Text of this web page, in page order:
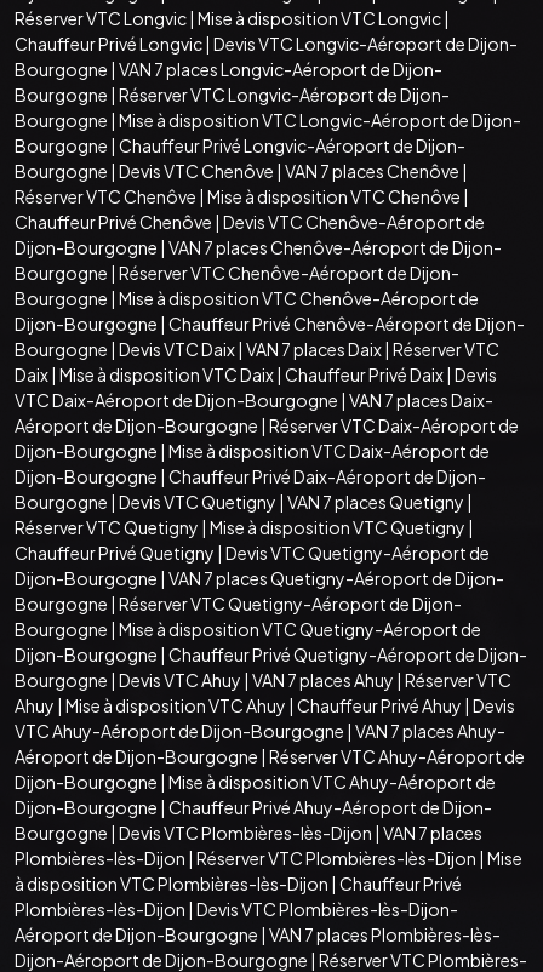
Réserver VTC Longvic| Mise à disposition VTC Longvic|
Chauffeur Privé Longvic| Devis VTC Longvic-Aéroport de Dijon-
Bourgogne | VAN 7 places Longvic-Aéroport de Dijon-
Bourgogne | Réserver VTC Longvic-Aéroport de Dijon-
Bourgogne | Mise à disposition VTC Longvic-Aéroport de Dijon-
Bourgogne | Chauffeur Privé Longvic-Aéroport de Dijon-
Bourgogne | Devis VTC Chenôve | VAN 7 places Chenôve |
Réserver VTC Chenôve | Mise à disposition VTC Chenôve |
Chauffeur Privé Chenôve | Devis VTC Chenôve-Aéroport de
Dijon-Bourgogne | VAN 7 places Chenôve-Aéroport de Dijon-
Bourgogne | Réserver VTC Chenôve-Aéroport de Dijon-
Bourgogne | Mise à disposition VTC Chenôve-Aéroport de
Dijon-Bourgogne | Chauffeur Privé Chenôve-Aéroport de Dijon-
Bourgogne | Devis VTC Daix| VAN 7 places Daix| Réserver VTC
Daix| Mise à disposition VTC Daix| Chauffeur Privé Daix| Devis
VTC Daix-Aéroport de Dijon-Bourgogne | VAN 7 places Daix-
Aéroport de Dijon-Bourgogne | Réserver VTC Daix-Aéroport de
Dijon-Bourgogne | Mise à disposition VTC Daix-Aéroport de
Dijon-Bourgogne | Chauffeur Privé Daix-Aéroport de Dijon-
Bourgogne | Devis VTC Quetigny | VAN 7 places Quetigny |
Réserver VTC Quetigny | Mise à disposition VTC Quetigny |
Chauffeur Privé Quetigny | Devis VTC Quetigny-Aéroport de
Dijon-Bourgogne | VAN 7 places Quetigny-Aéroport de Dijon-
Bourgogne | Réserver VTC Quetigny-Aéroport de Dijon-
Bourgogne | Mise à disposition VTC Quetigny-Aéroport de
Dijon-Bourgogne | Chauffeur Privé Quetigny-Aéroport de Dijon-
Bourgogne | Devis VTC Ahuy | VAN 7 places Ahuy | Réserver VTC
Ahuy | Mise à disposition VTC Ahuy | Chauffeur Privé Ahuy | Devis
VTC Ahuy-Aéroport de Dijon-Bourgogne | VAN 7 places Ahuy-
Aéroport de Dijon-Bourgogne | Réserver VTC Ahuy-Aéroport de
Dijon-Bourgogne | Mise à disposition VTC Ahuy-Aéroport de
Dijon-Bourgogne | Chauffeur Privé Ahuy-Aéroport de Dijon-
Bourgogne | Devis VTC Plombières-lès-Dijon | VAN 7 places
Plombières-lès-Dijon | Réserver VTC Plombières-lès-Dijon | Mise
à disposition VTC Plombières-lès-Dijon | Chauffeur Privé
Plombières-lès-Dijon | Devis VTC Plombières-lès-Dijon-
Aéroport de Dijon-Bourgogne | VAN 7 places Plombières-lès-
Dijon-Aéroport de Dijon-Bourgogne | Réserver VTC Plombières-